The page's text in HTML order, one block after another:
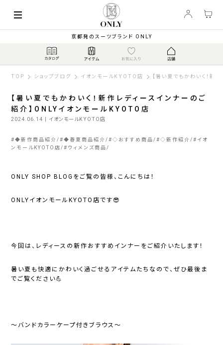
京都発のスーツブランド ONLY
TOP ショップブログ イオンモールKYOTO店 【暑い夏でもかわいく！
【暑い夏でもかわいく！新作レディースインナーのご
紹介】ONLYイオンモールKYOTO店
2024.06.14 | イオンモールKYOTO店
#◆新作商品紹介 #◆春夏商品紹介 #◇おすすめ商品 #◇新作紹介 # イオ
ンモールKYOTO店 # ウィメンズ商品
ONLY SHOP BLOGをご覧の皆様、こんにちは！
ONLYイオンモールKYOTO店です😎
今回は、レディースの新作おすすめインナーをご紹介いたします！
暑い夏も快適にかわいく過ごせるアイテムたちなので、ぜひ最後ま
でご覧ください💪
～バンドカラーケープ付きブラウス～